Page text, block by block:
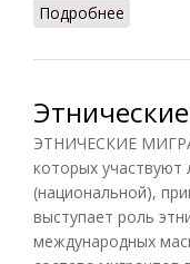
Подробнее
ЭТНИЧЕСКИЕ
которых участвуют
(национальной),
выступает роль
международных